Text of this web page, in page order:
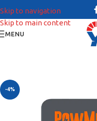
Skip to navigation
Skip to main content
MENU
-4%